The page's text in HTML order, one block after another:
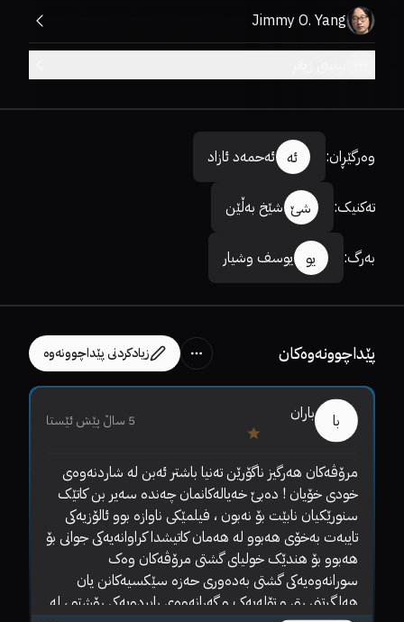
Jimmy O. Yang
وەرگێڕان: ئە ئەحمەد ئازاد
تەکنیک: شێ شێخ بەڵێن
بەرگ: یو یوسف وشیار
پێداچوونەوەکان زیادکردنی پێداچوونەوە
با باران 5 ساڵ پێش ئێستا
مرۆڤەکان هەرگیز ناگۆرێن تەنیا باشتر ئەبن لە شاردنەوەی
سنورێکیان نابێت بۆ نەبون ، فیلمێکی ناوازە بوو ئالۆزیەکی
سورانەوەیەکی گشتی بەدەوری حەزە سێکسیەکانن یان